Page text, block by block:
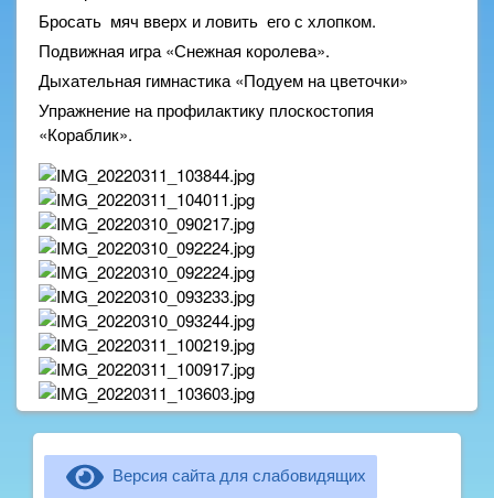
Бросать мяч вверх и ловить его с хлопком.
Подвижная игра «Снежная королева».
Дыхательная гимнастика «Подуем на цветочки»
Упражнение на профилактику плоскостопия
«Кораблик».
Версия сайта для слабовидящих